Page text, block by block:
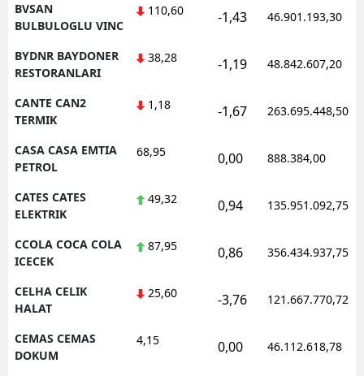
BVSAN
BULBULOGLU VINC
110,60 -1,43 46.901.193,30
BYDNR BAYDONER
RESTORANLARI
38,28 -1,19 48.842.607,20
CANTE CAN2
TERMIK
1,18 -1,67 263.695.448,50
CASA CASA EMTIA
PETROL
68,95 0,00 888.384,00
CATES CATES
ELEKTRIK
49,32 0,94 135.951.092,75
CCOLA COCA COLA
ICECEK
87,95 0,86 356.434.937,75
CELHA CELIK
HALAT
25,60 -3,76 121.667.770,72
CEMAS CEMAS
DOKUM
4,15 0,00 46.112.618,78